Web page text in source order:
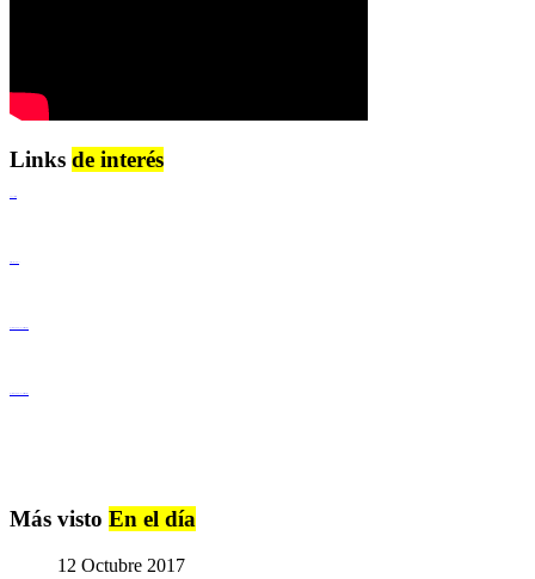
Links de interés
Más visto En el día
12 Octubre 2017